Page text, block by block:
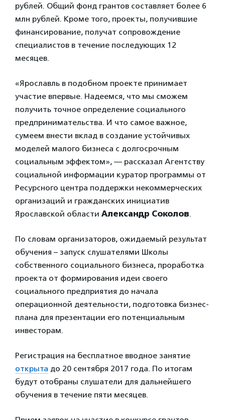
рублей. Общий фонд грантов составляет более 6
млн рублей. Кроме того, проекты, получившие
финансирование, получат сопровождение
специалистов в течение последующих 12
месяцев.
«Ярославль в подобном проекте принимает
участие впервые. Надеемся, что мы сможем
получить точное определение социального
предпринимательства. И что самое важное,
сумеем внести вклад в создание устойчивых
моделей малого бизнеса с долгосрочным
социальным эффектом», — рассказал Агентству
социальной информации куратор программы от
Ресурсного центра поддержки некоммерческих
организаций и гражданских инициатив
Ярославской области Александр Соколов.
По словам организаторов, ожидаемый результат
обучения – запуск слушателями Школы
собственного социального бизнеса, проработка
проекта от формирования идеи своего
социального предприятия до начала
операционной деятельности, подготовка бизнес-
плана для презентации его потенциальным
инвесторам.
Регистрация на бесплатное вводное занятие
открыта до 20 сентября 2017 года. По итогам
будут отобраны слушатели для дальнейшего
обучения в течение пяти месяцев.